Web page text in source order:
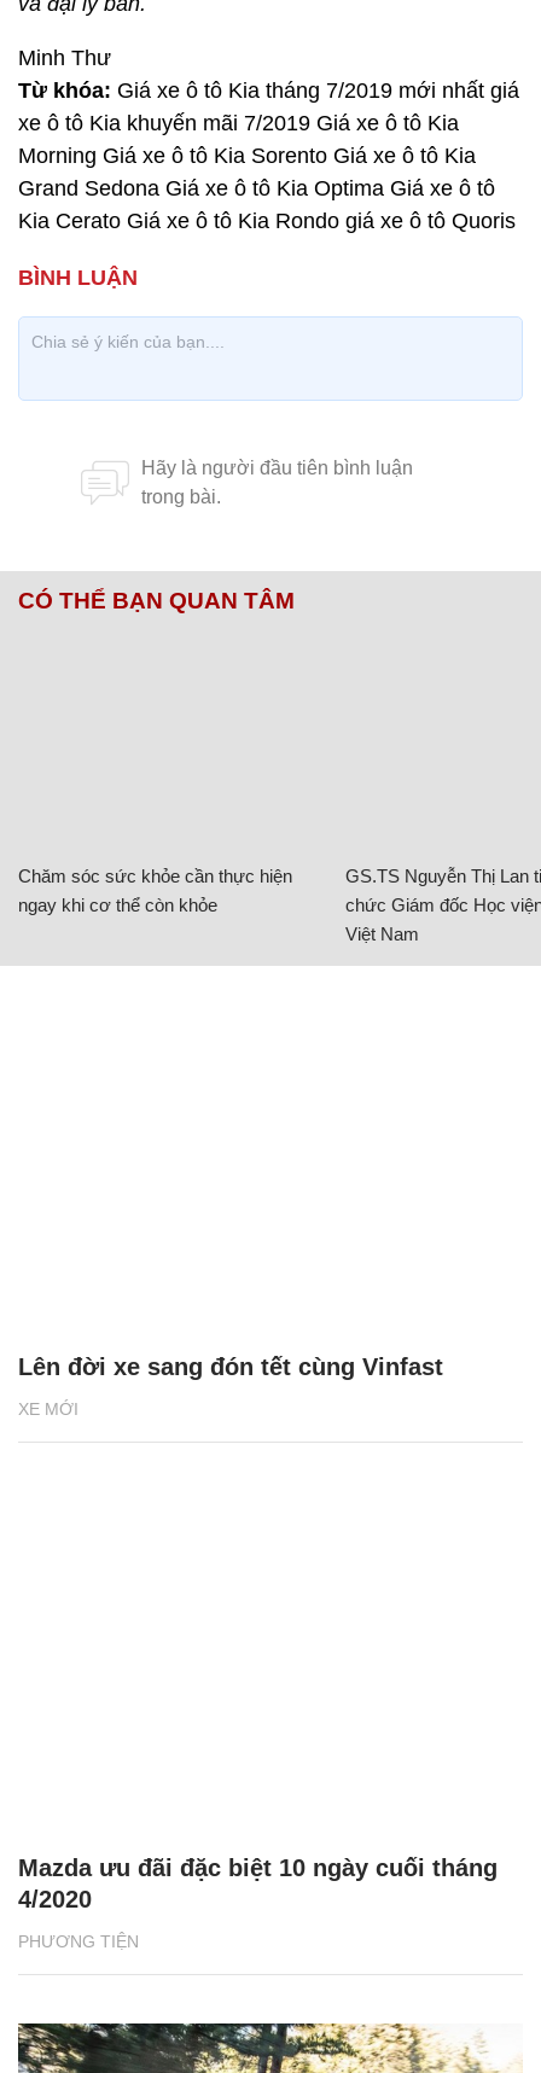
Minh Thư
Từ khóa: Giá xe ô tô Kia tháng 7/2019 mới nhất giá
xe ô tô Kia khuyến mãi 7/2019 Giá xe ô tô Kia
Morning Giá xe ô tô Kia Sorento Giá xe ô tô Kia
Grand Sedona Giá xe ô tô Kia Optima Giá xe ô tô
Kia Cerato Giá xe ô tô Kia Rondo giá xe ô tô Quoris
CÓ THỂ BẠN QUAN TÂM
Chăm sóc sức khỏe cần thực hiện
ngay khi cơ thể còn khỏe
GS.TS Nguyễn Thị Lan
chức Giám đốc Học
Việt Nam
XE MỚI
Lên đời xe sang đón tết cùng Vinfast
PHƯƠNG TIỆN
Mazda ưu đãi đặc biệt 10 ngày cuối tháng
4/2020